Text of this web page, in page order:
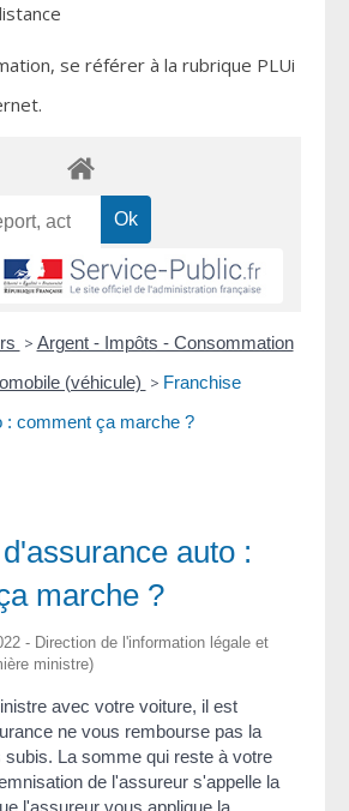
se référer à la rubrique PLUi
> Argent - Impôts - Consommation
(véhicule) > Franchise
: comment ça marche ?
auto :
marche ?
- Direction de l'information légale et
ministre)
avec votre voiture, il est
ne vous rembourse pas la
subis. La somme qui reste à votre
de l'assureur s'appelle la
l'assureur vous applique la